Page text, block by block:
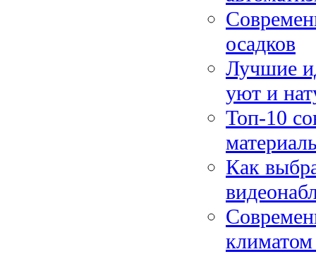
осадков
Лучшие
уют и
Топ-10
Как